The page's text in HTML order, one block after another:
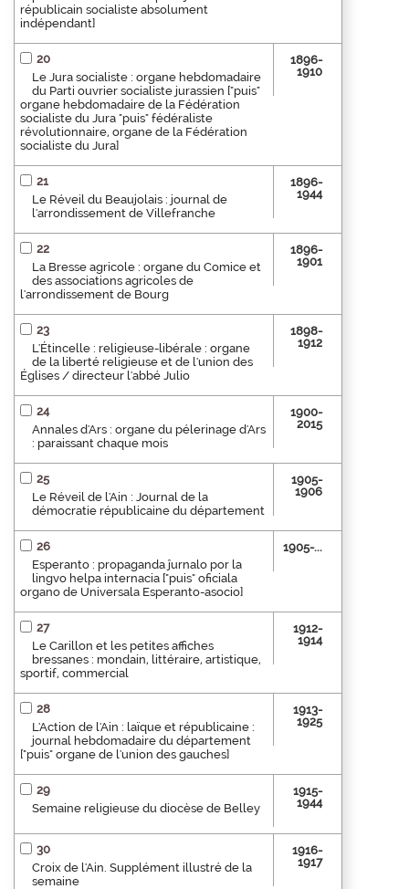
républicain socialiste absolument
indépendant]
20
Le Jura socialiste : organe hebdomadaire
du Parti ouvrier socialiste jurassien ["puis"
organe hebdomadaire de la Fédération
socialiste du Jura "puis" fédéraliste
révolutionnaire, organe de la Fédération
socialiste du Jura]
1896-
1910
21
Le Réveil du Beaujolais : journal de
l'arrondissement de Villefranche
1896-
1944
22
La Bresse agricole : organe du Comice et
des associations agricoles de
l'arrondissement de Bourg
1896-
1901
23
L'Étincelle : religieuse-libérale : organe
de la liberté religieuse et de l'union des
Églises / directeur l'abbé Julio
1898-
1912
24
Annales d'Ars : organe du pélerinage d'Ars
: paraissant chaque mois
1900-
2015
25
Le Réveil de l'Ain : Journal de la
démocratie républicaine du département
1905-
1906
26
Esperanto : propaganda ĵurnalo por la
lingvo helpa internacia ["puis" oficiala
organo de Universala Esperanto-asocio]
1905-...
27
Le Carillon et les petites affiches
bressanes : mondain, littéraire, artistique,
sportif, commercial
1912-
1914
28
L'Action de l'Ain : laïque et républicaine :
journal hebdomadaire du département
["puis" organe de l'union des gauches]
1913-
1925
29
Semaine religieuse du diocèse de Belley
1915-
1944
30
Croix de l'Ain. Supplément illustré de la
semaine
1916-
1917